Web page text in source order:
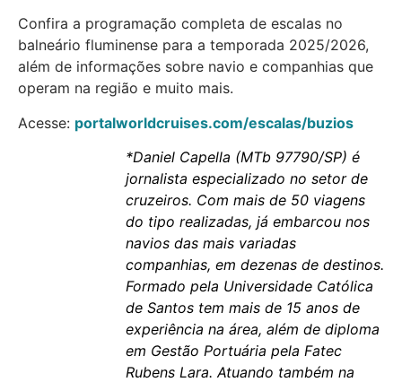
Confira a programação completa de escalas no
balneário fluminense para a temporada 2025/2026,
além de informações sobre navio e companhias que
operam na região e muito mais.
Acesse: portalworldcruises.com/escalas/buzios
*Daniel Capella (MTb 97790/SP) é
jornalista especializado no setor de
cruzeiros. Com mais de 50 viagens
do tipo realizadas, já embarcou nos
navios das mais variadas
companhias, em dezenas de destinos.
Formado pela Universidade Católica
de Santos tem mais de 15 anos de
experiência na área, além de diploma
em Gestão Portuária pela Fatec
Rubens Lara. Atuando também na